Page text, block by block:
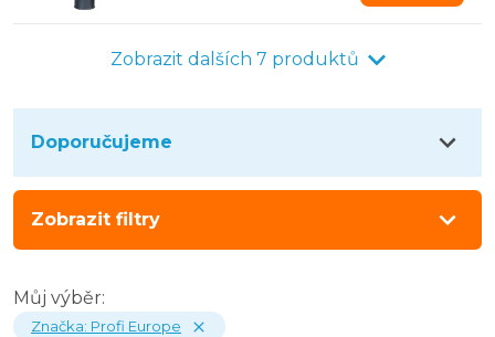
Zobrazit dalších 7 produktů
Doporučujeme
Zobrazit filtry
Můj výběr:
Značka: Profi Europe